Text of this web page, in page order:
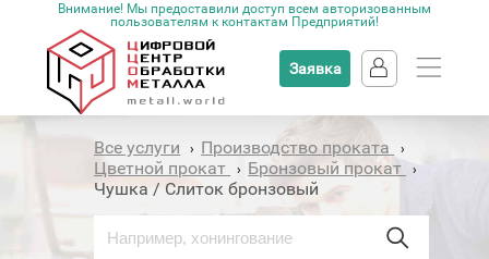
Внимание! Мы предоставили доступ всем авторизованным
пользователям к контактам Предприятий!
Заявка
Все услуги › Производство проката ›
Цветной прокат › Бронзовый прокат ›
Чушка / Слиток бронзовый